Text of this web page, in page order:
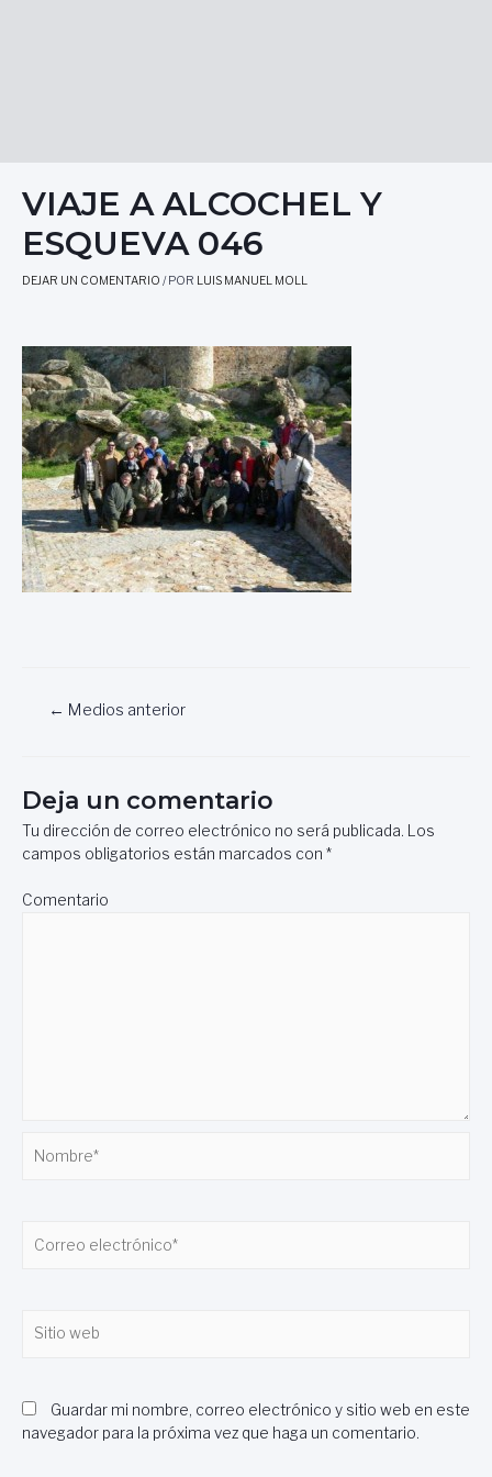
VIAJE A ALCOCHEL Y
ESQUEVA 046
DEJAR UN COMENTARIO / POR LUIS MANUEL MOLL
Navegación
← Medios anterior
Deja un comentario
Tu dirección de correo electrónico no será publicada. Los
campos obligatorios están marcados con *
Comentario
electrónico*
web
Guardar mi nombre, correo electrónico y sitio web en este
navegador para la próxima vez que haga un comentario.